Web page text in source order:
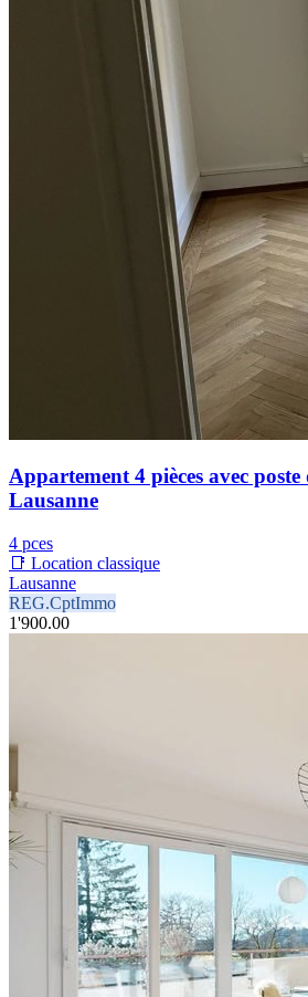
Appartement 4 pièces avec poste
Lausanne
4 pces
📑 Location classique
Lausanne
REG.CptImmo
1'900.00